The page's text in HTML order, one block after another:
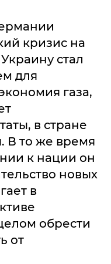
кризис на
стал
для
газа,
в стране
В то же время
к нации он
новых
в
обрести
от